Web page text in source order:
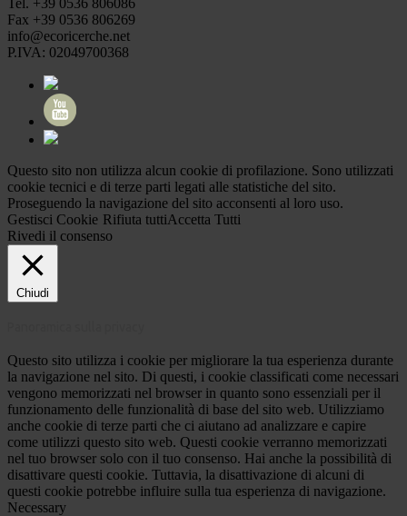
Fax +39 0536 806269
info@ecoricerche.net
P.IVA: 02049700368
Questo sito non utilizza alcun cookie di profilazione. Sono utilizzati
cookie tecnici e di terze parti legati alle statistiche del sito.
Proseguendo la navigazione del sito acconsenti al loro uso.
Gestisci Cookie Rifiuta tuttiAccetta Tutti
Rivedi il consenso
Chiudi
Questo sito utilizza i cookie per migliorare la tua esperienza durante
la navigazione nel sito. Di questi, i cookie classificati come necessari
vengono memorizzati nel browser in quanto sono essenziali per il
funzionamento delle funzionalità di base del sito web. Utilizziamo
anche cookie di terze parti che ci aiutano ad analizzare e capire
come utilizzi questo sito web. Questi cookie verranno memorizzati
nel tuo browser solo con il tuo consenso. Hai anche la possibilità di
disattivare questi cookie. Tuttavia, la disattivazione di alcuni di
questi cookie potrebbe influire sulla tua esperienza di navigazione.
Necessary